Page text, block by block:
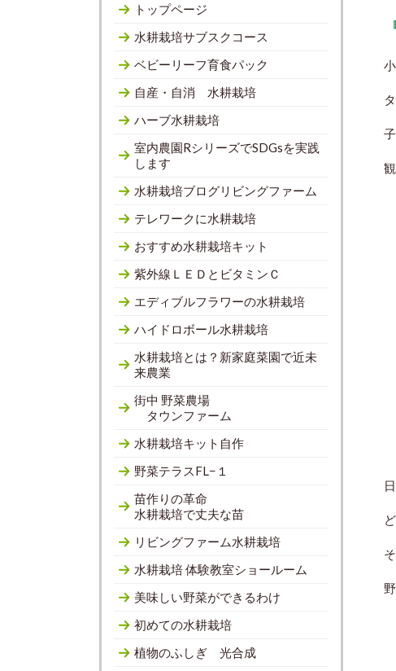
トップページ
水耕栽培サブスクコース
ベビーリーフ育食パック
自産・自消 水耕栽培
ハーブ水耕栽培
室内農園RシリーズでSDGsを実践
します
水耕栽培ブログリビングファーム
テレワークに水耕栽培
おすすめ水耕栽培キット
紫外線ＬＥＤとビタミンＣ
エディブルフラワーの水耕栽培
ハイドロボール水耕栽培
水耕栽培とは？新家庭菜園で近未
来農業
街中 野菜農場
タウンファーム
水耕栽培キット自作
野菜テラスFL−１
苗作りの革命
水耕栽培で丈夫な苗
リビングファーム水耕栽培
水耕栽培 体験教室ショールーム
美味しい野菜ができるわけ
初めての水耕栽培
植物のふしぎ 光合成